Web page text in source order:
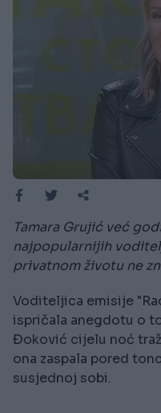
Tamara Grujić već
najpopularnijih
privatnom životu ne
Voditeljica emisije
ispričala anegdotu o
Đoković cijelu noć
ona zaspala pored
susjednoj sobi.